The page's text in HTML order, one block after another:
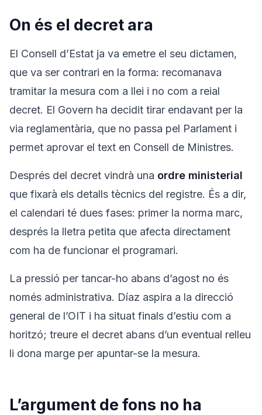
On és el decret ara
El Consell d’Estat ja va emetre el seu dictamen,
que va ser contrari en la forma: recomanava
tramitar la mesura com a llei i no com a reial
decret. El Govern ha decidit tirar endavant per la
via reglamentària, que no passa pel Parlament i
permet aprovar el text en Consell de Ministres.
Després del decret vindrà una ordre ministerial
que fixarà els detalls tècnics del registre. És a dir,
el calendari té dues fases: primer la norma marc,
després la lletra petita que afecta directament
com ha de funcionar el programari.
La pressió per tancar-ho abans d’agost no és
només administrativa. Díaz aspira a la direcció
general de l’OIT i ha situat finals d’estiu com a
horitzó; treure el decret abans d’un eventual relleu
li dona marge per apuntar-se la mesura.
L’argument de fons no ha